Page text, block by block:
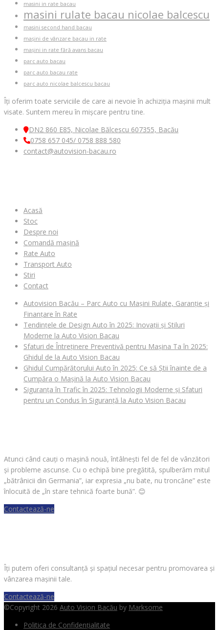
masini in rate bacau
masini rulate bacau nicolae balcescu
masini second hand bacau
mașini de vânzare bacau in rate
mașini in rate fără avans bacau
parc auto bacau
parc auto bacau rate
parc auto nicolae balcescu bacau
Îți oferim toate serviciile de care ai nevoie în achiziția mașinii mult
visate. Suntem mereu în mișcare pentru tine.
DN2 860 E85, Nicolae Bălcescu 607355, Bacău
0758 657 045/ 0758 888 580
contact@autovision-bacau.ro
Acasă
Stoc
Despre noi
Comandă mașină
Rate Auto
Transport Auto
Stiri
Contact
Autovision Bacău – Parc Auto cu Mașini Rulate, Garanție și
Finanțare în Rate
Tendințele de Design Auto în 2025: Inovații și Stiluri
Moderne la Auto Vision Bacau
Sfaturi de Întreținere Preventivă pentru Mașina Ta în 2025:
Ghidul de la Auto Vision Bacau
Ghidul Cumpărătorului Auto în 2025: Ce să Știi înainte de a
Cumpăra o Mașină la Auto Vision Bacau
Siguranța în Trafic în 2025: Tehnologii Moderne și Sfaturi
pentru un Condus în Siguranță la Auto Vision Bacau
Atunci când cauți o mașină nouă, întâlnești fel de fel de vânzători
și probleme ascunse. Cu o echipă bine pregătită, spulberăm mitul
„bătrânicii din Germania”, iar expresia „nu bate, nu troncăne” este
înlocuită de „în stare tehnică foarte bună”. 😊
Contactează-ne
Îți putem oferi consultanță și spațiul necesar pentru promovarea și
vânzarea mașinii tale.
Contactează-ne
©Copyright 2026 Auto Vision Bacău by Marksome
Politica de Confidențialitate